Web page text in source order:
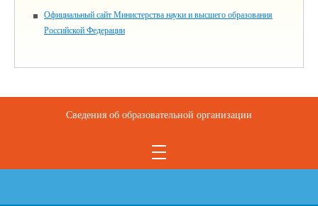
Официальный сайт Министерства науки и высшего образования
Российской Федерации
Сведения об образовательной организации